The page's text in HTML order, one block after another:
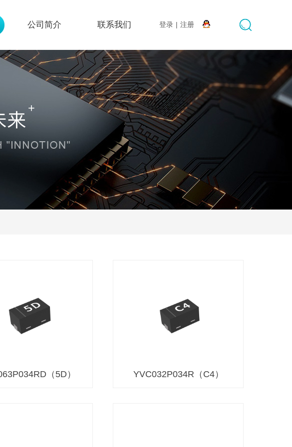
搜索
公司简介 联系我们 登录 | 注册
（5D） YVC032P034R（C4）